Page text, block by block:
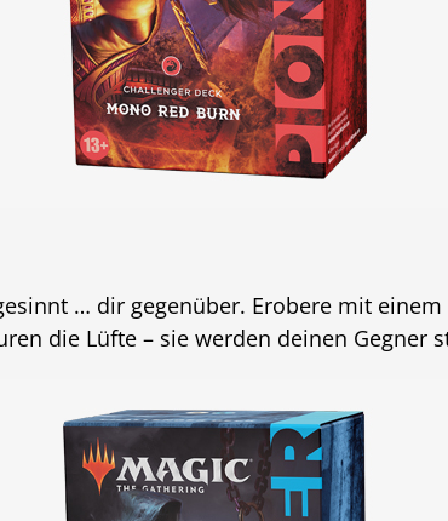
… dir gegenüber. Erobere mit einem
die Lüfte – sie werden deinen Gegner